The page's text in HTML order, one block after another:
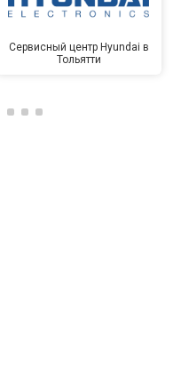
Сервисный центр Hyundai в
Тольятти